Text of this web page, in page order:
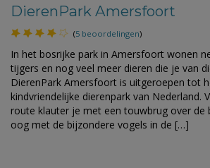
DierenPark Amersfoort
(5 beoordelingen)
In het bosrijke park in Amersfoort wonen
tijgers en nog veel meer dieren die je van
DierenPark Amersfoort is uitgeroepen tot
kindvriendelijke dierenpark van Nederland.
route klauter je met een touwbrug over de
oog met de bijzondere vogels in de […]